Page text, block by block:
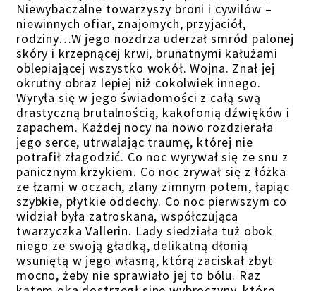
Niewybaczalne towarzyszy broni i cywilów –
niewinnych ofiar, znajomych, przyjaciół,
rodziny…W jego nozdrza uderzał smród palonej
skóry i krzepnącej krwi, brunatnymi kałużami
oblepiającej wszystko wokół. Wojna. Znał jej
okrutny obraz lepiej niż cokolwiek innego.
Wyryła się w jego świadomości z całą swą
drastyczną brutalnością, kakofonią dźwięków i
zapachem. Każdej nocy na nowo rozdzierała
jego serce, utrwalając traumę, której nie
potrafił złagodzić. Co noc wyrywał się ze snu z
panicznym krzykiem. Co noc zrywał się z łóżka
ze łzami w oczach, zlany zimnym potem, łapiąc
szybkie, płytkie oddechy. Co noc pierwszym co
widział była zatroskana, współczująca
twarzyczka Vallerin. Lady siedziała tuż obok
niego ze swoją gładką, delikatną dłonią
wsuniętą w jego własną, którą zaciskał zbyt
mocno, żeby nie sprawiało jej to bólu. Raz